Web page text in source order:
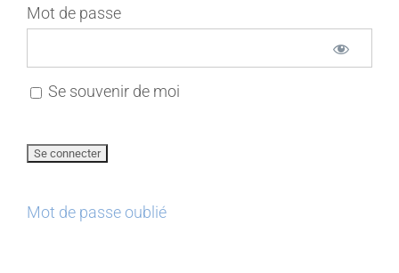
Mot de passe
Se souvenir de moi
Mot de passe oublié